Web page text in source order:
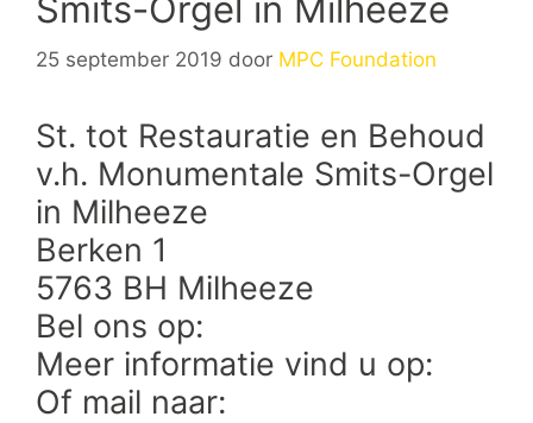
Smits-Orgel in Milheeze
25 september 2019 door MPC Foundation
St. tot Restauratie en Behoud
v.h. Monumentale Smits-Orgel
in Milheeze
Berken 1
5763 BH Milheeze
Bel ons op:
Meer informatie vind u op:
Of mail naar: